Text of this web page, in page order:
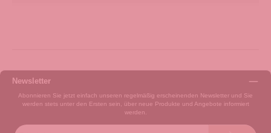
Newsletter
Abonnieren Sie jetzt einfach unseren regelmäßig erscheinenden Newsletter und Sie
werden stets unter den Ersten sein, über neue Produkte und Angebote informiert
werden.